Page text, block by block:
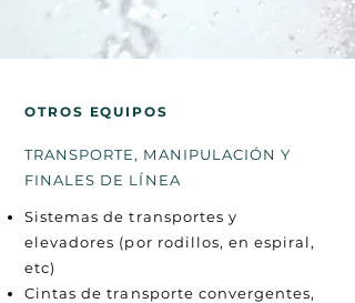
OTROS EQUIPOS
TRANSPORTE, MANIPULACIÓN Y
FINALES DE LÍNEA
Sistemas de transportes y
elevadores (por rodillos, en espiral,
etc)
Cintas de transporte convergentes,